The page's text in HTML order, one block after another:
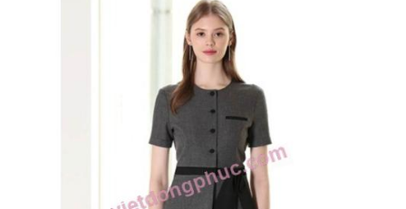
Đồng Phục Lễ Tân 49